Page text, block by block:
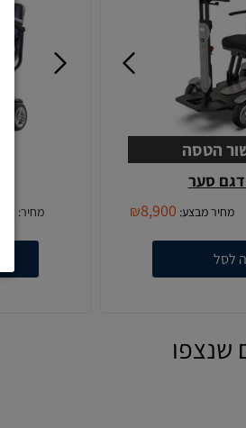
הטסה
דגם סער
מחיר מבצע: ₪8,900
לסל
מחיר:
שנצפו